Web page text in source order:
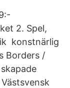
2. Spel,
konstnärlig
Borders /